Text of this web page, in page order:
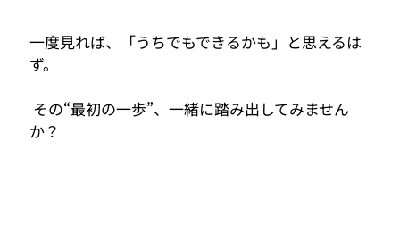
一度見れば、「うちでもできるかも」と思えるは
ず。
か？